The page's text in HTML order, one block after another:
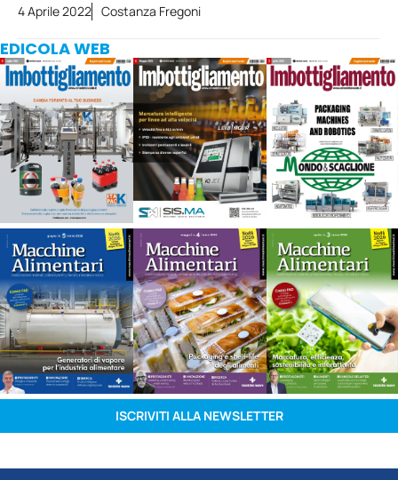
4 Aprile 2022 Costanza Fregoni
EDICOLA WEB
ISCRIVITI ALLA NEWSLETTER